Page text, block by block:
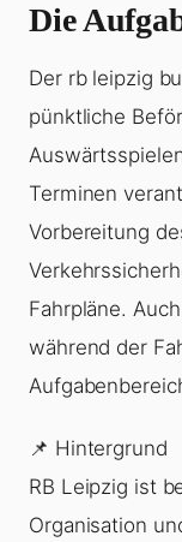
Die
Der rb leipzig
pünktliche
Terminen
Vorbereitung
Fahrpläne.
während der
📌 Hintergrund
RB Leipzig ist
Organisation